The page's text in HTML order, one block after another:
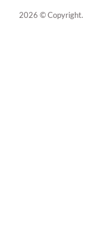
2026 © Copyright.